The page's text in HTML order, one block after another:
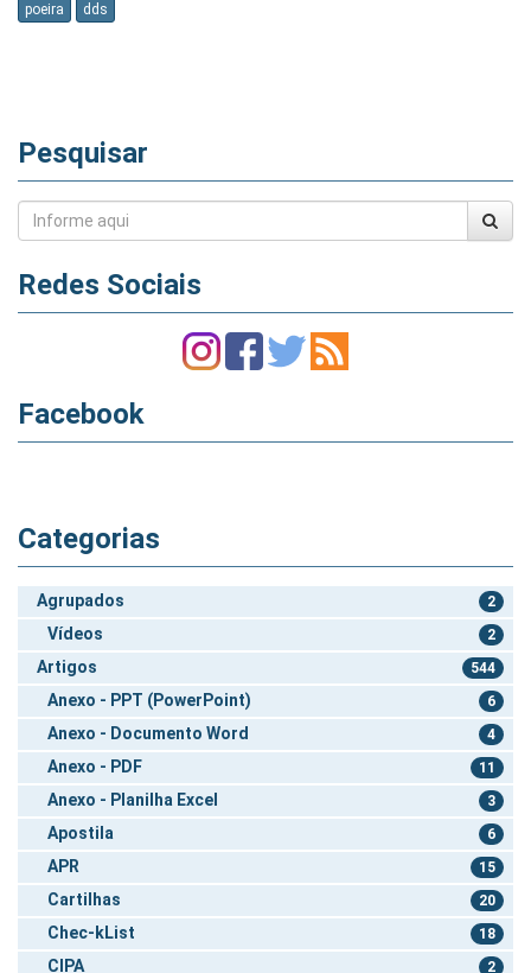
poeira dds
Pesquisar
Redes Sociais
Facebook
Categorias
Agrupados 2
Vídeos 2
Artigos 544
Anexo - PPT (PowerPoint) 6
Anexo - Documento Word 4
Anexo - PDF 11
Anexo - Planilha Excel 3
Apostila 6
APR 15
Cartilhas 20
Chec-kList 18
CIPA 2